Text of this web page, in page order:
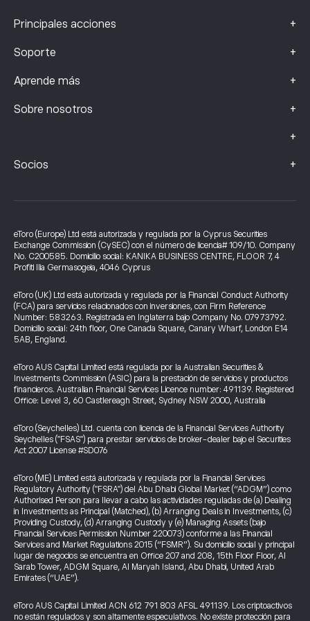
Principales acciones +
Soporte +
Aprende más +
Sobre nosotros +
+
Socios +
eToro (Europe) Ltd está autorizada y regulada por la Cyprus Securities
Exchange Commission (CySEC) con el número de licencia# 109/10. Company
No. C200585. Domicilio social: KANIKA BUSINESS CENTRE, FLOOR 7, 4
Profiti Ilia Germasogeia, 4046 Cyprus
eToro (UK) Ltd está autorizada y regulada por la Financial Conduct Authority
(FCA) para servicios relacionados con inversiones, con Firm Reference
Number: 583263. Registrada en Inglaterra bajo Company No. 07973792.
Domicilio social: 24th floor, One Canada Square, Canary Wharf, London E14
5AB, England.
eToro AUS Capital Limited está regulada por la Australian Securities &
Investments Commission (ASIC) para la prestación de servicios y productos
financieros. Australian Financial Services Licence number: 491139. Registered
Office: Level 3, 60 Castlereagh Street, Sydney NSW 2000, Australia
eToro (Seychelles) Ltd. cuenta con licencia de la Financial Services Authority
Seychelles ("FSAS") para prestar servicios de broker-dealer bajo el Securities
Act 2007 License #SD076
eToro (ME) Limited está autorizada y regulada por la Financial Services
Regulatory Authority ("FSRA") del Abu Dhabi Global Market (“ADGM”) como
Authorised Person para llevar a cabo las actividades reguladas de (a) Dealing
in Investments as Principal (Matched), (b) Arranging Deals in Investments, (c)
Providing Custody, (d) Arranging Custody y (e) Managing Assets (bajo
Financial Services Permission Number 220073) conforme a las Financial
Services and Market Regulations 2015 (“FSMR”). Su domicilio social y principal
lugar de negocios se encuentra en Office 207 and 208, 15th Floor Floor, Al
Sarab Tower, ADGM Square, Al Maryah Island, Abu Dhabi, United Arab
Emirates (“UAE”).
eToro AUS Capital Limited ACN 612 791 803 AFSL 491139. Los criptoactivos
no están regulados y son altamente especulativos. No existe protección para